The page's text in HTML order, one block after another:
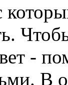
-
В